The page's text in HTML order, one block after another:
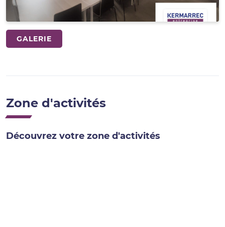
GALERIE
Zone d'activités
Découvrez votre zone d'activités